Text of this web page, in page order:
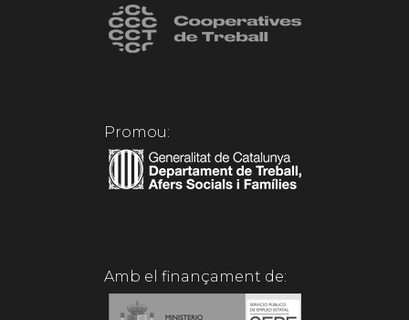
Promou:
Amb el finançament de: